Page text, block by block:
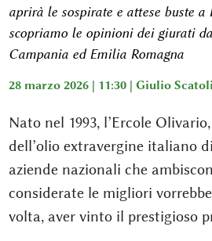
aprirà le sospirate e attese buste a
scopriamo le opinioni dei giurati
Campania ed Emilia Romagna
28 marzo 2026 | 11:30 | Giulio
Nato nel 1993, l’Ercole
dell’olio extravergine italiano
aziende nazionali che
considerate le migliori
volta, aver vinto il prestigioso